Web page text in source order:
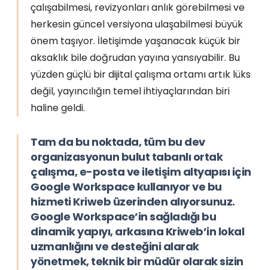
çalışabilmesi, revizyonları anlık görebilmesi ve
herkesin güncel versiyona ulaşabilmesi büyük
önem taşıyor. İletişimde yaşanacak küçük bir
aksaklık bile doğrudan yayına yansıyabilir. Bu
yüzden güçlü bir dijital çalışma ortamı artık lüks
değil, yayıncılığın temel ihtiyaçlarından biri
haline geldi.
Tam da bu noktada, tüm bu dev
organizasyonun bulut tabanlı ortak
çalışma, e-posta ve iletişim altyapısı için
Google Workspace kullanıyor ve bu
hizmeti Kriweb üzerinden alıyorsunuz.
Google Workspace’in sağladığı bu
dinamik yapıyı, arkasına Kriweb’in lokal
uzmanlığını ve desteğini alarak
yönetmek, teknik bir müdür olarak sizin